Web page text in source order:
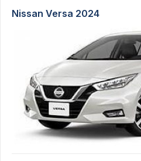
Nissan Versa 2024